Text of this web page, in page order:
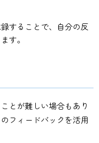
することで、自分の反
す。
とが難しい場合もあり
フィードバックを活用